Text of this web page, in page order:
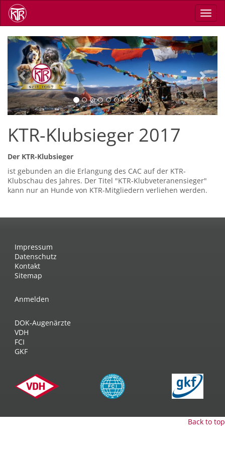
Direkt
zum
Inhalt
Previous Next
KTR-Klubsieger 2017
Der KTR-Klubsieger
ist gebunden an die Erlangung des CAC auf der KTR-
Klubschau des Jahres. Der Titel "KTR-Klubveteranensieger"
kann nur an Hunde von KTR-Mitgliedern verliehen werden.
Impressum
Datenschutz
Kontakt
Sitemap
Anmelden
DOK-Augenärzte
VDH
FCI
GKF
Back to top